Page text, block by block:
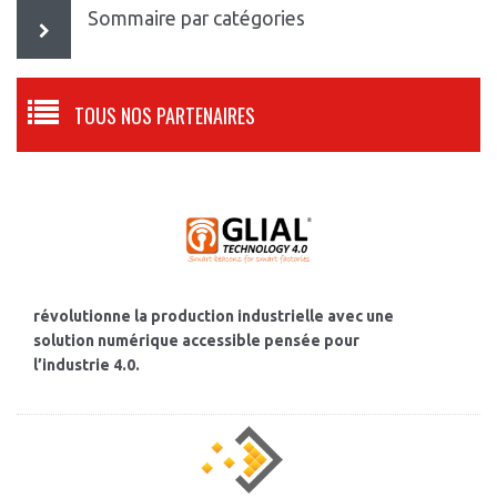
Sommaire par catégories
TOUS NOS PARTENAIRES
révolutionne la production industrielle avec une
solution numérique accessible pensée pour
l’industrie 4.0.